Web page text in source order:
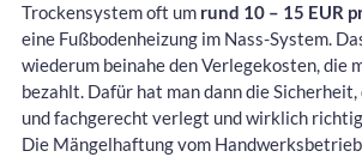
Trockensystem oft um rund 10 – 15 EUR
eine Fußbodenheizung im Nass-System.
wiederum beinahe den Verlegekosten, die
bezahlt. Dafür hat man dann die
und fachgerecht verlegt und wirklich
Die Mängelhaftung vom